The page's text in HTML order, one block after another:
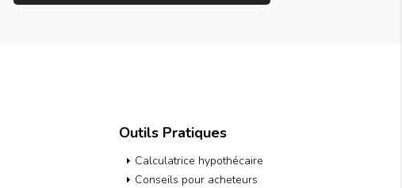
Outils Pratiques
Calculatrice hypothécaire
Conseils pour acheteurs